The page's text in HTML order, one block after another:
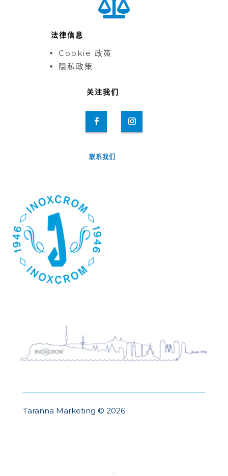

法律信息
Cookie 政策
隐私政策
关注我们
联系我们
Taranna Marketing © 2026
.